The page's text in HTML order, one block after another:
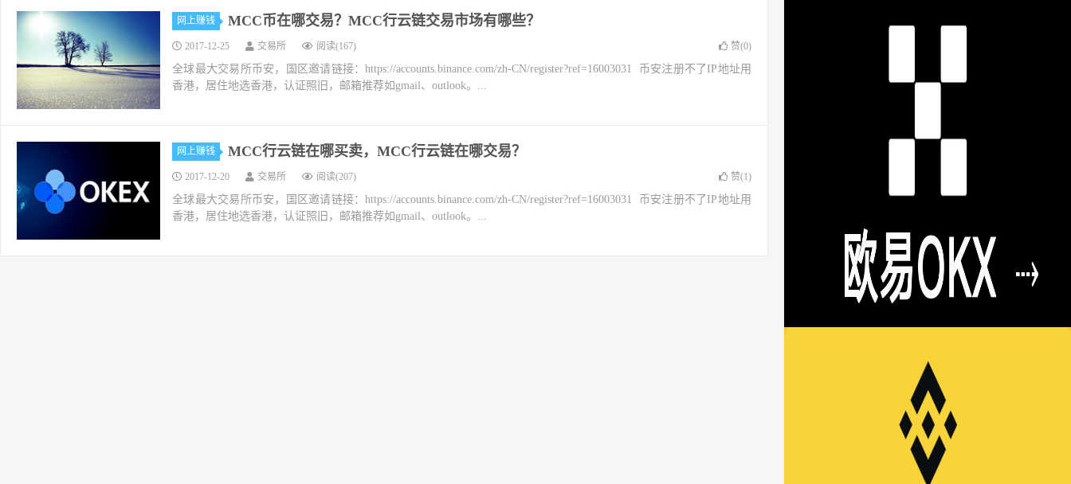
网上赚钱 MCC币在哪交易？MCC行云链交易市场有哪些？
2017-12-25 交易所 阅读(167) 赞(0)
全球最大交易所币安，国区邀请链接：https://accounts.binance.com/zh-CN/register?ref=16003031 币安注册不了IP地址用
香港，居住地选香港，认证照旧，邮箱推荐如gmail、outlook。...
网上赚钱 MCC行云链在哪买卖，MCC行云链在哪交易？
2017-12-20 交易所 阅读(207) 赞(1)
全球最大交易所币安，国区邀请链接：https://accounts.binance.com/zh-CN/register?ref=16003031 币安注册不了IP地址用
香港，居住地选香港，认证照旧，邮箱推荐如gmail、outlook。...